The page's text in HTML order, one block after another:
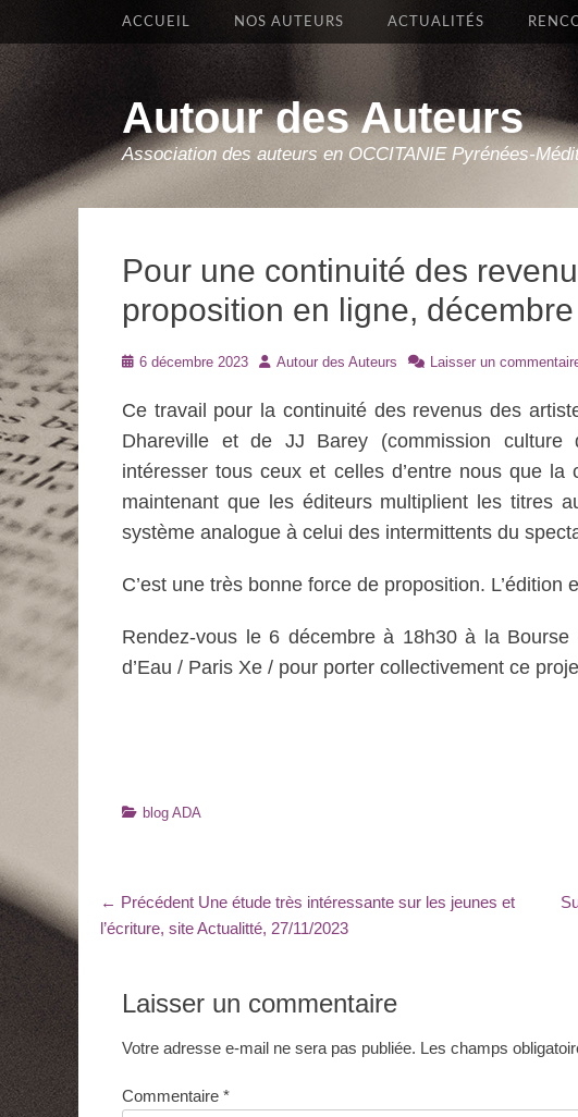
Autour des Auteurs
Association des auteurs en OCCITANIE Pyrénées-
Premier Menu
Aller
ACCUEIL NOS AUTEURS ACTUALITÉS
Pour une continuité des
proposition en ligne,
Posté6 décembre 2023 Auteur
Autour des Auteurs Laisser un
Ce travail pour la continuité des revenus des
Dhareville et de JJ Barey (commission culture
intéresser tous ceux et celles d’entre nous que
maintenant que les éditeurs multiplient les titres
système analogue à celui des intermittents du
C’est une très bonne force de proposition. L’édition
Rendez-vous le 6 décembre à 18h30 à la
d’Eau / Paris Xe / pour porter collectivement ce
Catégories
blog ADA
Navigation
de
← Précédent Article
précédent
Une étude très intéressante sur les jeunes et
l’écriture, site Actualitté, 27/11/2023
Laisser un commentaire
Votre adresse e-mail ne sera pas publiée. Les champs
Commentaire *